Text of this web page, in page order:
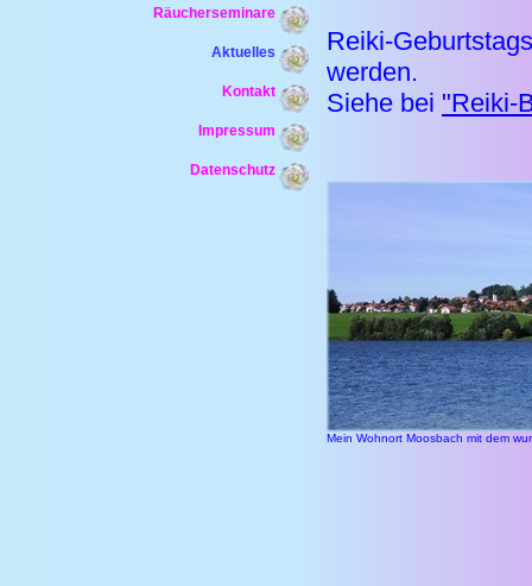
Räucherseminare
Aktuelles
Kontakt
Impressum
Datenschutz
Reiki-
werden.
Siehe bei "Reiki-
Mein Wohnort Moosbach mit dem